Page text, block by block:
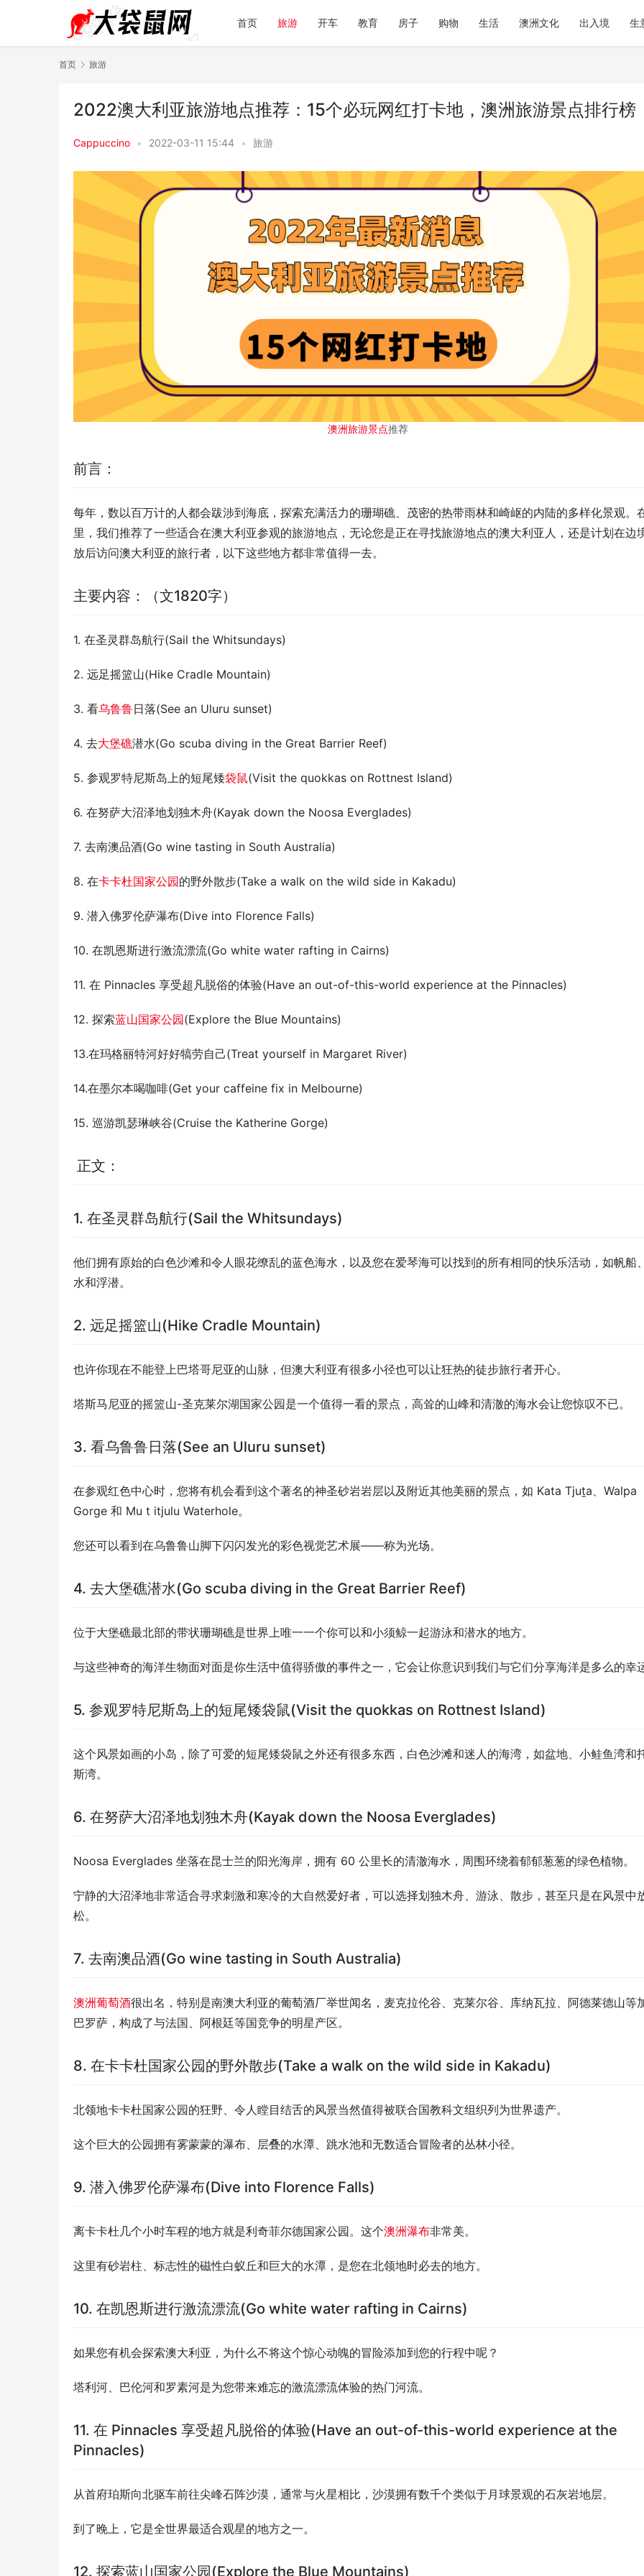
首页 旅游 开车 教育 房子 购物 生活 澳洲文化 出入境 生
首页 旅游
2022澳大利亚旅游地点推荐：15个必玩网红打卡地，澳洲旅游景点排行榜
Cappuccino • 2022-03-11 15:44 • 旅游
澳洲旅游景点推荐
前言：
每年，数以百万计的人都会跋涉到海底，探索充满活力的珊瑚礁、茂密的热带雨林和崎岖的内陆的多样化景观。
里，我们推荐了一些适合在澳大利亚参观的旅游地点，无论您是正在寻找旅游地点的澳大利亚人，还是计划在边
放后访问澳大利亚的旅行者，以下这些地方都非常值得一去。
主要内容：（文1820字）
1. 在圣灵群岛航行(Sail the Whitsundays)
2. 远足摇篮山(Hike Cradle Mountain)
3. 看乌鲁鲁日落(See an Uluru sunset)
4. 去大堡礁潜水(Go scuba diving in the Great Barrier Reef)
5. 参观罗特尼斯岛上的短尾矮袋鼠(Visit the quokkas on Rottnest Island)
6. 在努萨大沼泽地划独木舟(Kayak down the Noosa Everglades)
7. 去南澳品酒(Go wine tasting in South Australia)
8. 在卡卡杜国家公园的野外散步(Take a walk on the wild side in Kakadu)
9. 潜入佛罗伦萨瀑布(Dive into Florence Falls)
10. 在凯恩斯进行激流漂流(Go white water rafting in Cairns)
11. 在 Pinnacles 享受超凡脱俗的体验(Have an out-of-this-world experience at the Pinnacles)
12. 探索蓝山国家公园(Explore the Blue Mountains)
13.在玛格丽特河好好犒劳自己(Treat yourself in Margaret River)
14.在墨尔本喝咖啡(Get your caffeine fix in Melbourne)
15. 巡游凯瑟琳峡谷(Cruise the Katherine Gorge)
正文：
1. 在圣灵群岛航行(Sail the Whitsundays)
他们拥有原始的白色沙滩和令人眼花缭乱的蓝色海水，以及您在爱琴海可以找到的所有相同的快乐活动，如帆船
水和浮潜。
2. 远足摇篮山(Hike Cradle Mountain)
也许你现在不能登上巴塔哥尼亚的山脉，但澳大利亚有很多小径也可以让狂热的徒步旅行者开心。
塔斯马尼亚的摇篮山-圣克莱尔湖国家公园是一个值得一看的景点，高耸的山峰和清澈的海水会让您惊叹不已。
3. 看乌鲁鲁日落(See an Uluru sunset)
在参观红色中心时，您将有机会看到这个著名的神圣砂岩岩层以及附近其他美丽的景点，如 Kata Tjuṯa、Walpa
Gorge 和 Mu t itjulu Waterhole。
您还可以看到在乌鲁鲁山脚下闪闪发光的彩色视觉艺术展——称为光场。
4. 去大堡礁潜水(Go scuba diving in the Great Barrier Reef)
位于大堡礁最北部的带状珊瑚礁是世界上唯一一个你可以和小须鲸一起游泳和潜水的地方。
与这些神奇的海洋生物面对面是你生活中值得骄傲的事件之一，它会让你意识到我们与它们分享海洋是多么的幸
5. 参观罗特尼斯岛上的短尾矮袋鼠(Visit the quokkas on Rottnest Island)
这个风景如画的小岛，除了可爱的短尾矮袋鼠之外还有很多东西，白色沙滩和迷人的海湾，如盆地、小鲑鱼湾和
斯湾。
6. 在努萨大沼泽地划独木舟(Kayak down the Noosa Everglades)
Noosa Everglades 坐落在昆士兰的阳光海岸，拥有 60 公里长的清澈海水，周围环绕着郁郁葱葱的绿色植物。
宁静的大沼泽地非常适合寻求刺激和寒冷的大自然爱好者，可以选择划独木舟、游泳、散步，甚至只是在风景中
松。
7. 去南澳品酒(Go wine tasting in South Australia)
澳洲葡萄酒很出名，特别是南澳大利亚的葡萄酒厂举世闻名，麦克拉伦谷、克莱尔谷、库纳瓦拉、阿德莱德山等
巴罗萨，构成了与法国、阿根廷等国竞争的明星产区。
8. 在卡卡杜国家公园的野外散步(Take a walk on the wild side in Kakadu)
北领地卡卡杜国家公园的狂野、令人瞠目结舌的风景当然值得被联合国教科文组织列为世界遗产。
这个巨大的公园拥有雾蒙蒙的瀑布、层叠的水潭、跳水池和无数适合冒险者的丛林小径。
9. 潜入佛罗伦萨瀑布(Dive into Florence Falls)
离卡卡杜几个小时车程的地方就是利奇菲尔德国家公园。这个澳洲瀑布非常美。
这里有砂岩柱、标志性的磁性白蚁丘和巨大的水潭，是您在北领地时必去的地方。
10. 在凯恩斯进行激流漂流(Go white water rafting in Cairns)
如果您有机会探索澳大利亚，为什么不将这个惊心动魄的冒险添加到您的行程中呢？
塔利河、巴伦河和罗素河是为您带来难忘的激流漂流体验的热门河流。
11. 在 Pinnacles 享受超凡脱俗的体验(Have an out-of-this-world experience at the
Pinnacles)
从首府珀斯向北驱车前往尖峰石阵沙漠，通常与火星相比，沙漠拥有数千个类似于月球景观的石灰岩地层。
到了晚上，它是全世界最适合观星的地方之一。
12. 探索蓝山国家公园(Explore the Blue Mountains)